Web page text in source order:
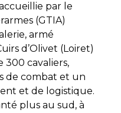
par le
(GTIA)
armé
d’Olivet (Loiret)
300 cavaliers,
de combat et un
et de logistique.
plus au sud, à